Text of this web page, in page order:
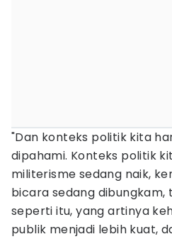
"Dan konteks politik kita
dipahami. Konteks politik
militerisme sedang naik,
bicara sedang
seperti itu, yang artinya
publik menjadi lebih kuat,